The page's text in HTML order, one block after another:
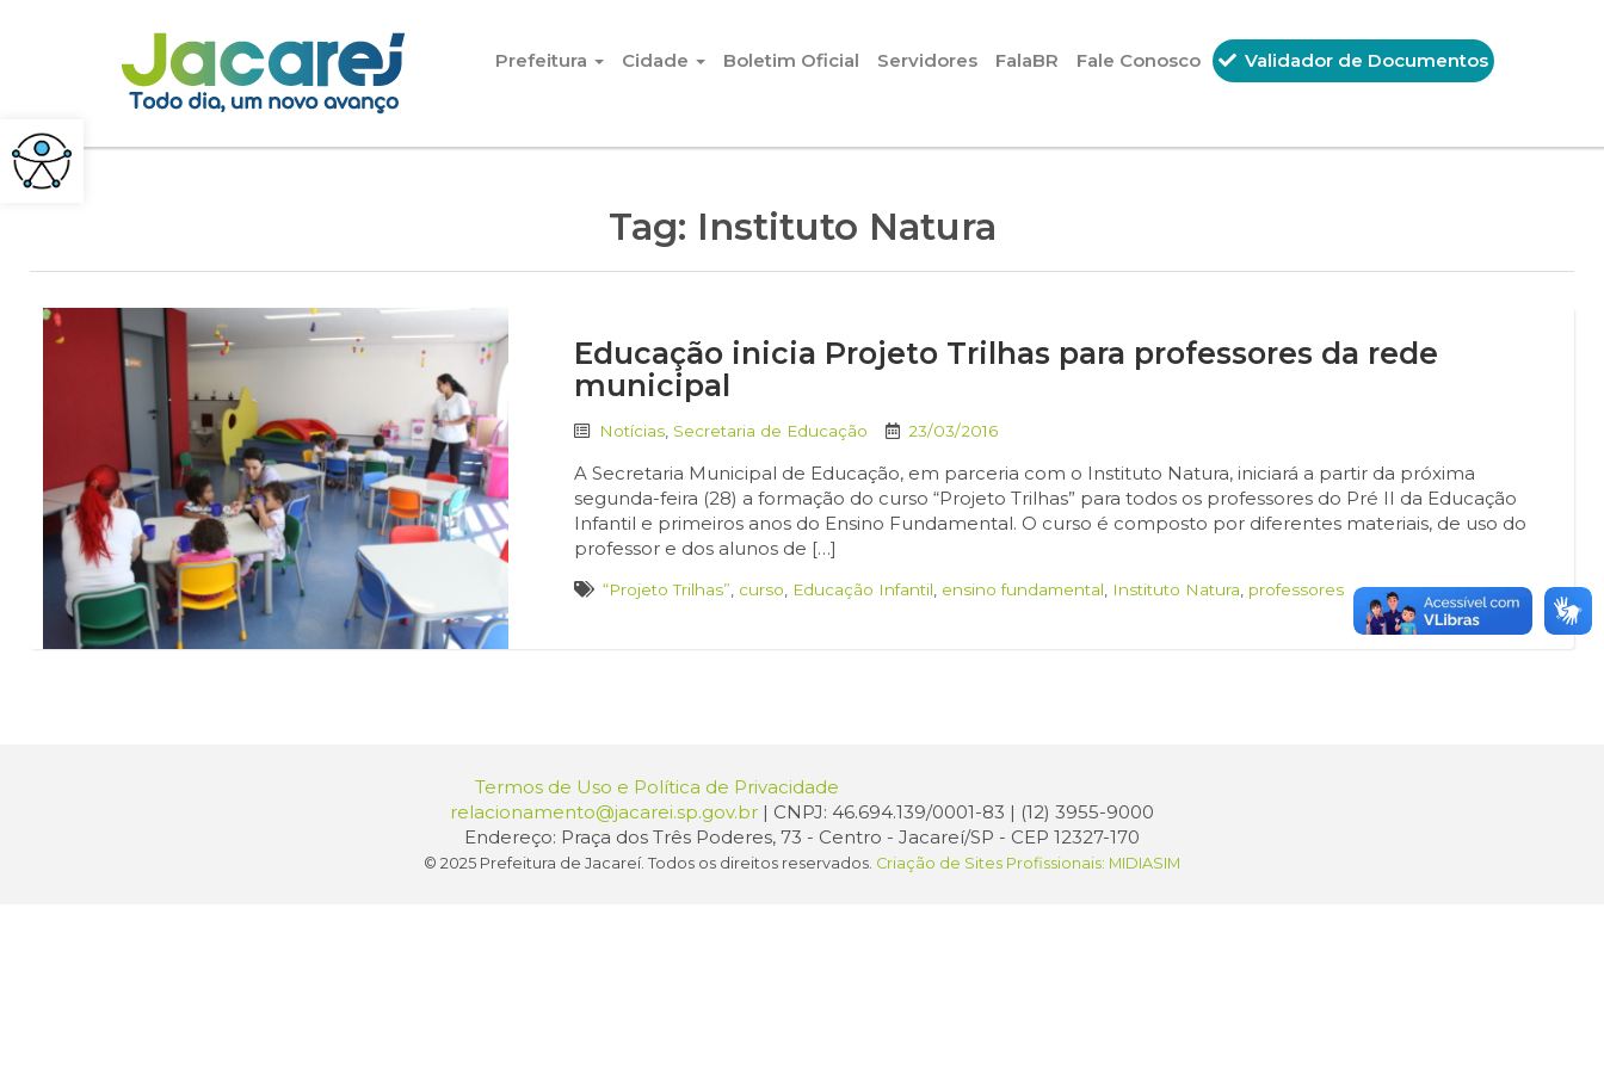
Pular para o conteúdo
Prefeitura
Cidade Boletim Oficial Servidores FalaBR Fale Conosco Validador de Documentos
Tag: Instituto Natura
Educação inicia Projeto Trilhas para professores da rede
municipal
Notícias Secretaria de Educação 23/03/2016
A Secretaria Municipal de Educação, em parceria com o Instituto Natura, iniciará a partir da próxima
segunda-feira (28) a formação do curso “Projeto Trilhas” para todos os professores do Pré II da Educação
Infantil e primeiros anos do Ensino Fundamental. O curso é composto por diferentes materiais, de uso do
professor e dos alunos de […]
“Projeto Trilhas” curso Educação Infantil ensino fundamental Instituto Natura professores
Termos de Uso e Política de Privacidade
relacionamento@jacarei.sp.gov.br | CNPJ: 46.694.139/0001-83 | (12) 3955-9000
Endereço: Praça dos Três Poderes, 73 - Centro - Jacareí/SP - CEP 12327-170
© 2025 Prefeitura de Jacareí. Todos os direitos reservados. Criação de Sites Profissionais: MIDIASIM